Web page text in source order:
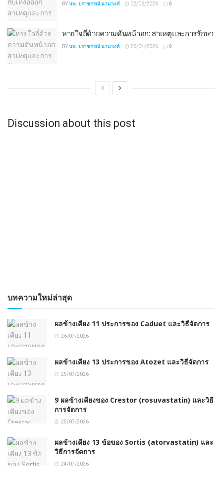
BYนพ. ปราชกรณ์ นามวงค์ 02/06/2026 0
หายใจถี่ด้วยความดันหน้าอก: สาเหตุและการรักษา
BYนพ. ปราชกรณ์ นามวงค์ 26/04/2026 0
Discussion about this post
บทความใหม่ล่าสุด
ผลข้างเคียง 11 ประการของ Caduet และวิธีจัดการ
26/07/2026
ผลข้างเคียง 13 ประการของ Atozet และวิธีจัดการ
25/07/2026
9 ผลข้างเคียงของ Crestor (rosuvastatin) และวิธี
การจัดการ
25/07/2026
ผลข้างเคียง 13 ข้อของ Sortis (atorvastatin) และ
วิธีการจัดการ
24/07/2026